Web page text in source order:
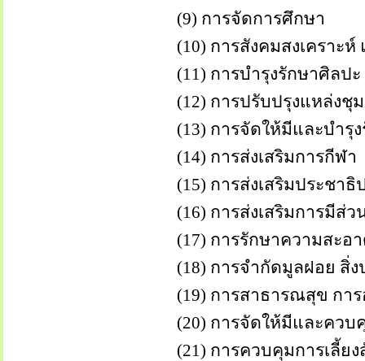
(9) การจัดการศึกษา
(10) การสังคมสงเคราะห์ แล
(11) การบำรุงรักษาศิลปะ จ
(12) การปรับปรุงแหล่งชุมชน
(13) การจัดให้มีและบำรุงรั
(14) การส่งเสริมการกีฬา
(15) การส่งเสริมประชาธิปไ
(16) การส่งเสริมการมีส่วนร่
(17) การรักษาความสะอาด แ
(18) การจำกัดมูลฝอย สิ่งป
(19) การสาธารณสุข การอน
(20) การจัดให้มีและควบคุ
(21) การควบคุมการเลี้ยง